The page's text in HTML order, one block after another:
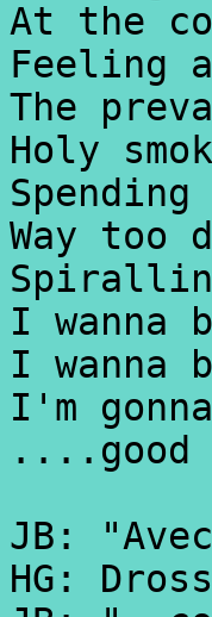
At the
Feeling
The
Holy
Way too
I wanna
I wanna
I'm
....good
JB:
HG: